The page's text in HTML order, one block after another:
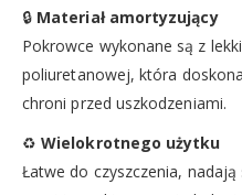
🔒 Materiał amortyzujący
Pokrowce wykonane są z
poliuretanowej, która
chroni przed uszkodzeniami.
♻️Wielokrotnego użytku
Łatwe do czyszczenia,